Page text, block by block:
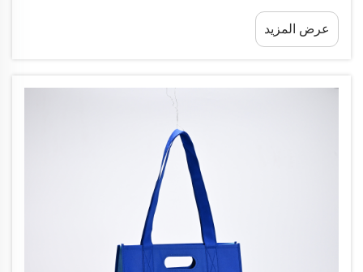
الاستخدامات باستخدام عملية ربط متخصصة تُنتج أكياسًا قوية ومقاومة
للتمزق...
عرض المزيد